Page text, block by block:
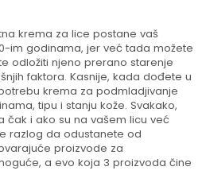
krema za lice postane vaš
im godinama, jer već tada možete
odložiti njeno prerano starenje
faktora. Kasnije, kada dođete u
krema za podmladjivanje
tipu i stanju kože. Svakako,
čak i ako su na vašem licu već
razlog da odustanete od
proizvode za
a evo koja 3 proizvoda čine